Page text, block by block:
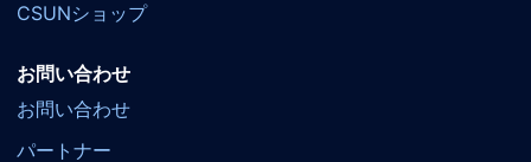
CSUNショップ
お問い合わせ
お問い合わせ
パートナー